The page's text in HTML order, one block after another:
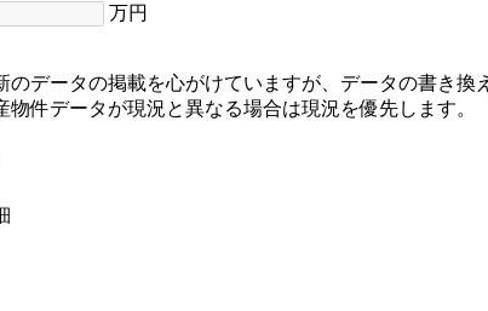
万円
データの掲載を心がけていますが、データの書き換
件データが現況と異なる場合は現況を優先します。